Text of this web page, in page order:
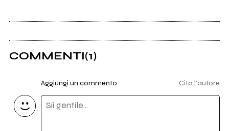
COMMENTI(1)
Aggiungi un commento Cita l'autore